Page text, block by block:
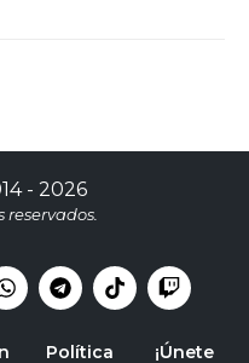
- 2026
reservados.
Política ¡Únete